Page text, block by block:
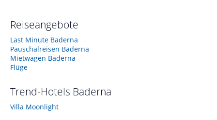
Reiseangebote
Last Minute Baderna
Pauschalreisen Baderna
Mietwagen Baderna
Flüge
Trend-Hotels Baderna
Villa Moonlight